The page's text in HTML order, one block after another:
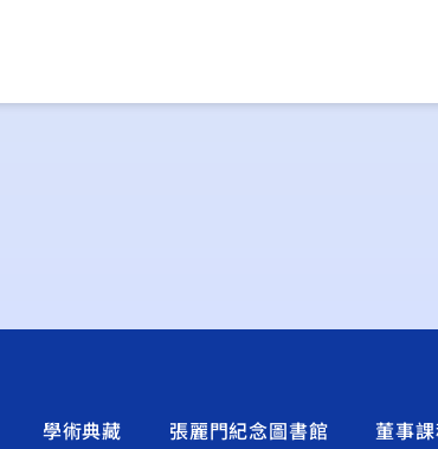
學術典藏 張麗門紀念圖書館 董事